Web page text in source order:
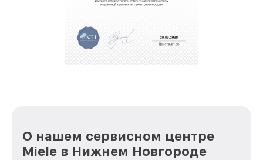
О нашем сервисном центре
Miele в Нижнем Новгороде